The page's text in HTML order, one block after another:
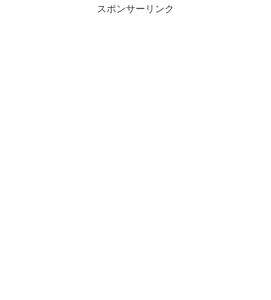
スポンサーリンク